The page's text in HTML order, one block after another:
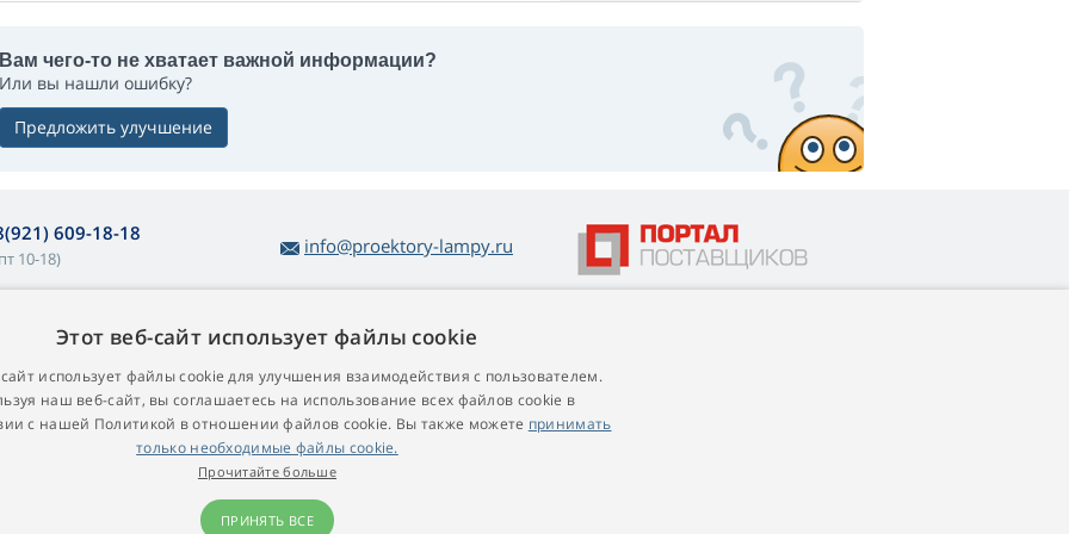
Вам чего-то не хватает важной информации?
Или вы нашли ошибку?
Предложить улучшение
609-18-18
10-18)
info@proektory-lampy.ru
покупке ламп
оферта
возврат товара
условия
лампы для
О компании
Контакт
Этот веб-сайт использует файлы cookie
использует файлы cookie для улучшения взаимодействия с пользователем.
наш веб-сайт, вы соглашаетесь на использование всех файлов cookie в
с нашей Политикой в ​​отношении файлов cookie. Вы также можете принимать
только необходимые файлы cookie.
Прочитайте больше
ПРИНЯТЬ ВСЕ